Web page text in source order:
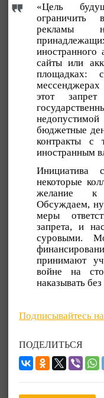
«Цель
ограничить
рекламы
иностранного
сайты или
площадках:
этот
бюджетные
контракты с
иностранным
Инициатива
некоторые
желание к
Обсуждаем,
меры
запрета, и
суровыми.
принимают
войне на
наказывать
Подписывайтесь
ПОДЕЛИТЬСЯ